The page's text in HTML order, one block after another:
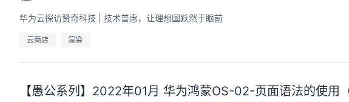
华为云探访赞奇科技 | 技术普惠，让理想国跃然于眼前
云商店 渲染
【愚公系列】2022年01月 华为鸿蒙OS-02-页面语法的使用